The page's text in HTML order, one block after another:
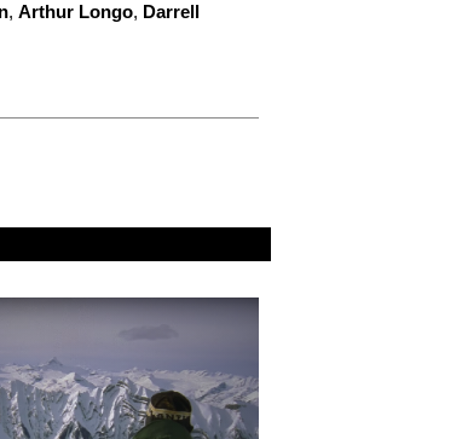
, Arthur Longo, Darrell